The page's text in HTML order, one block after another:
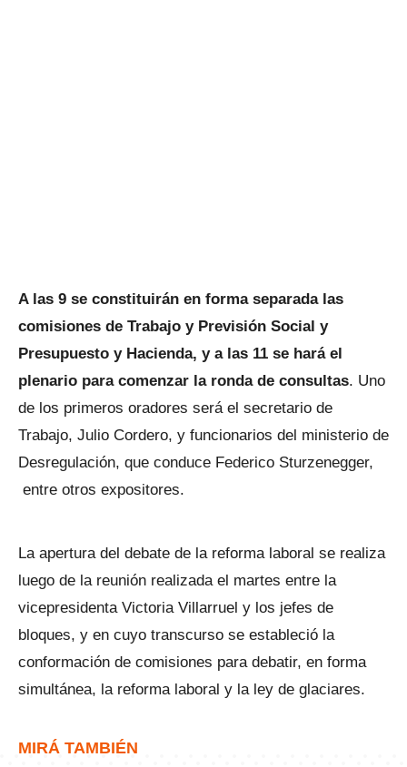
A las 9 se constituirán en forma separada las
comisiones de Trabajo y Previsión Social y
Presupuesto y Hacienda, y a las 11 se hará el
plenario para comenzar la ronda de consultas. Uno
de los primeros oradores será el secretario de
Trabajo, Julio Cordero, y funcionarios del ministerio de
Desregulación, que conduce Federico Sturzenegger,
entre otros expositores.
La apertura del debate de la reforma laboral se realiza
luego de la reunión realizada el martes entre la
vicepresidenta Victoria Villarruel y los jefes de
bloques, y en cuyo transcurso se estableció la
conformación de comisiones para debatir, en forma
simultánea, la reforma laboral y la ley de glaciares.
MIRÁ TAMBIÉN